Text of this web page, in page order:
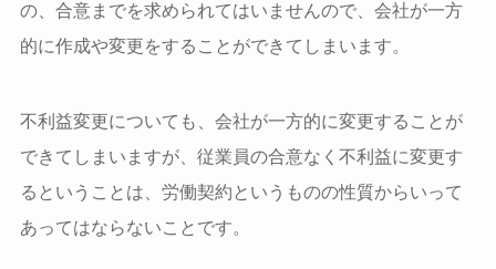
の、合意までを求められてはいませんので、会社が一方
的に作成や変更をすることができてしまいます。
不利益変更についても、会社が一方的に変更することが
できてしまいますが、従業員の合意なく不利益に変更す
るということは、労働契約というものの性質からいって
あってはならないことです。